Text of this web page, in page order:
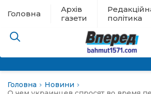
Головна
Архів
газети
політика
Головна
Новини